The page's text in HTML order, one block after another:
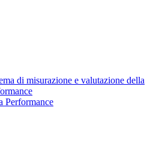
di misurazione e valutazione della
Performance